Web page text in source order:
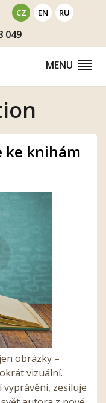
CZ EN RU
049
MENU
ke knihám
obrázky –
vizuální.
vyprávění, zesiluje